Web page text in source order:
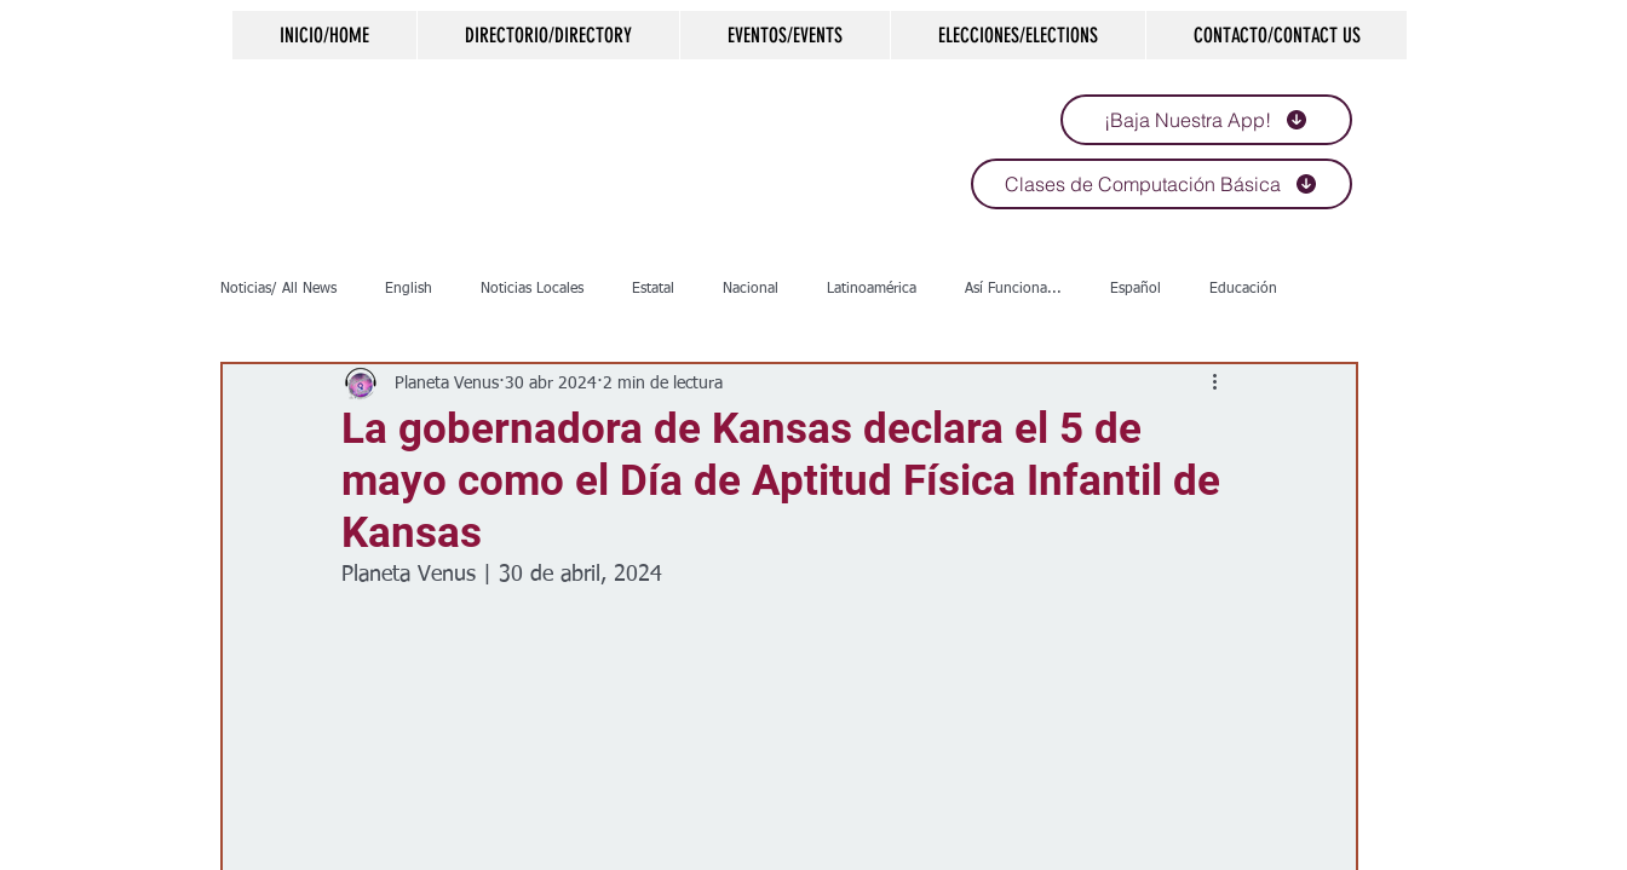
INICIO/HOME DIRECTORIO/DIRECTORY EVENTOS/EVENTS ELECCIONES/ELECTIONS CONTACTO/CONTACT US
¡Baja Nuestra App!
Clases de Computación Básica
Noticias/ All News English Noticias Locales Estatal Nacional Latinoamérica Así Funciona... Español Educación
Inmigración Crimen Negocios Salud Arte & Cultura
Clima Vivienda Escuelas Calles Desamparados Carreteras Comunidad Historias que inspiran
Espectáculos
La gobernadora de Kansas declara el 5 de
mayo como el Día de Aptitud Física Infantil de
Kansas
Planeta Venus 30 abr 2024 2 min de lectura
Planeta Venus | 30 de abril, 2024